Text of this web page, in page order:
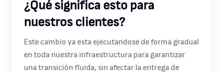
¿Qué significa esto para
nuestros clientes?
Este cambio ya esta ejecutandose de forma gradual
en toda nuestra infraestructura para garantizar
una transición fluida, sin afectar la entrega de